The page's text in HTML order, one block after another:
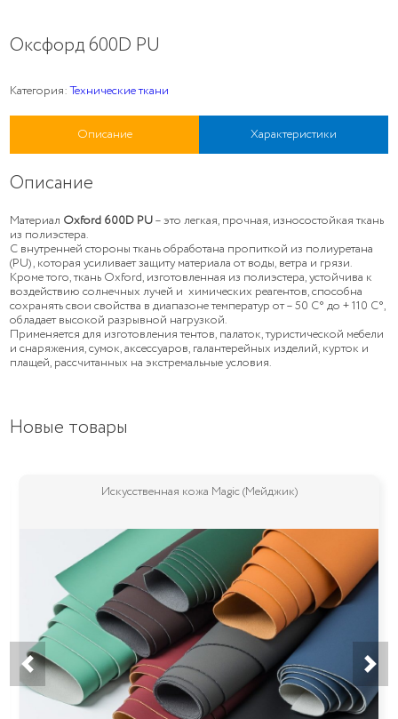
Оксфорд 600D PU
Категория:Технические ткани
Описание Характеристики
Описание
Материал Oxford 600D PU– это легкая, прочная, износостойкая ткань
из полиэстера.
С внутренней стороны ткань обработана пропиткой из полиуретана
(PU) , которая усиливает защиту материала от воды, ветра и грязи.
Кроме того, ткань Oxford, изготовленная из полиэстера, устойчива к
воздействию солнечных лучей и химических реагентов, способна
сохранять свои свойства в диапазоне температур от – 50 C° до + 110 C°,
обладает высокой разрывной нагрузкой.
Применяется для изготовления тентов, палаток, туристической мебели
и снаряжения, сумок, аксессуаров, галантерейных изделий, курток и
плащей, рассчитанных на экстремальные условия.
Новые товары
Искусственная кожа Magic (Мейджик)